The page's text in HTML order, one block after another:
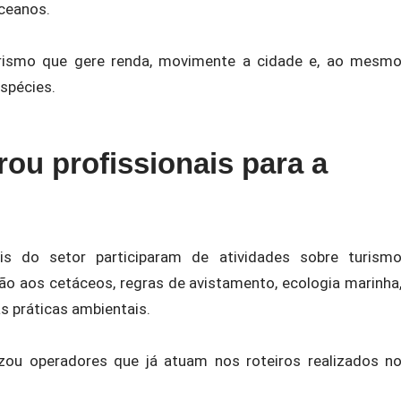
que gere renda, movimente a cidade e, ao mesmo
profissionais para a
do setor participaram de atividades sobre turismo
aos cetáceos, regras de avistamento, ecologia marinha,
práticas ambientais.
operadores que já atuam nos roteiros realizados no